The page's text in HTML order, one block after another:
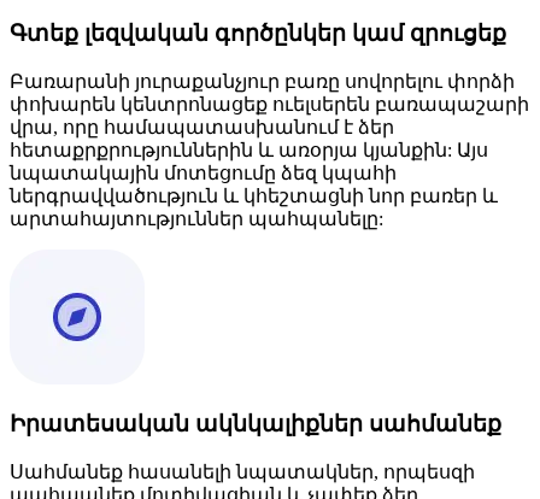
Գտեք լեզվական գործընկեր կամ զրուցեք
Բառարանի յուրաքանչյուր բառը սովորելու փորձի
փոխարեն կենտրոնացեք ուելսերեն բառապաշարի
վրա, որը համապատասխանում է ձեր
հետաքրքրություններին և առօրյա կյանքին: Այս
նպատակային մոտեցումը ձեզ կպահի
ներգրավվածություն և կհեշտացնի նոր բառեր և
արտահայտություններ պահպանելը:
Իրատեսական ակնկալիքներ սահմանեք
Սահմանեք հասանելի նպատակներ, որպեսզի
պահպանեք մոտիվացիան և չափեք ձեր